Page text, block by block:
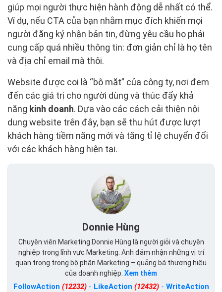
giúp mọi người thực hiện hành động dễ nhất có thể.
Ví dụ, nếu CTA của bạn nhằm mục đích khiến mọi
người đăng ký nhận bản tin, đừng yêu cầu họ phải
cung cấp quá nhiều thông tin: đơn giản chỉ là họ tên
và địa chỉ email mà thôi.
Website được coi là “bộ mặt” của công ty, nơi đem
đến các giá trị cho người dùng và thúc đẩy khả
năng kinh doanh. Dựa vào các cách cải thiện nội
dung website trên đây, bạn sẽ thu hút được lượt
khách hàng tiềm năng mới và tăng tỉ lệ chuyển đổi
với các khách hàng hiện tại.
Donnie Hùng
Chuyên viên Marketing Donnie Hùng là người giỏi và chuyên
nghiệp trong lĩnh vực Marketing. Anh đảm nhận những vị trí
quan trọng trong bộ phận Marketing – quảng bá thương hiệu
của doanh nghiệp. Xem thêm
FollowAction (12232)- LikeAction (12432)- WriteAction